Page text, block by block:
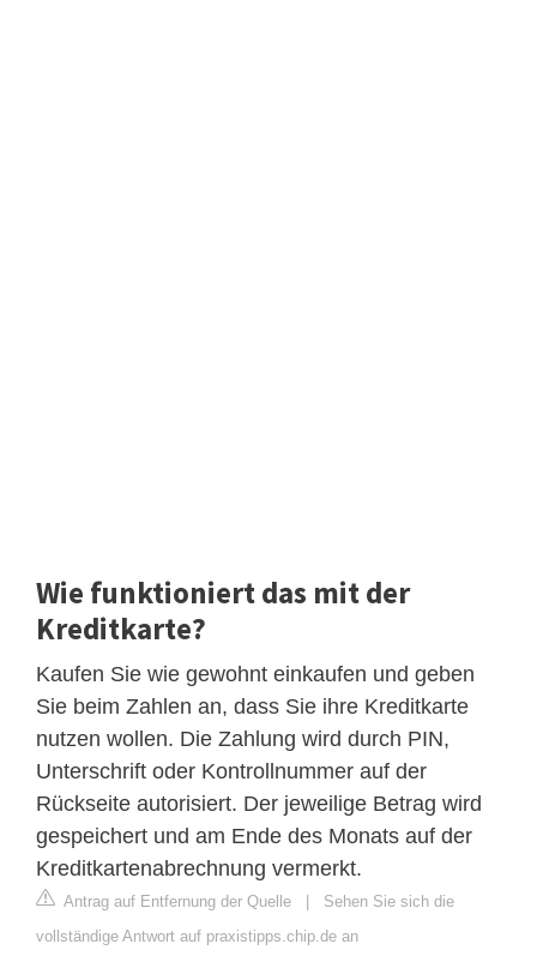
Wie funktioniert das mit der
Kreditkarte?
Kaufen Sie wie gewohnt einkaufen und geben
Sie beim Zahlen an, dass Sie ihre Kreditkarte
nutzen wollen. Die Zahlung wird durch PIN,
Unterschrift oder Kontrollnummer auf der
Rückseite autorisiert. Der jeweilige Betrag wird
gespeichert und am Ende des Monats auf der
Kreditkartenabrechnung vermerkt.
Antrag auf Entfernung der Quelle | Sehen Sie sich die
vollständige Antwort auf praxistipps.chip.de an